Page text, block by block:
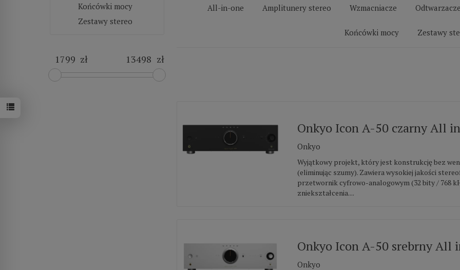
All-in-one Amplitunery stereo Wzmacniacze
Końcówki mocy Zestawy
Onkyo Icon A-50 czarny All
Onkyo
Wyjątkowy projekt, który jest konstrukcję bez
(eliminując szumy). Zawiera wysokiej jakości
przetwornik cyfrowo-analogowym (32 bity / 768
zniekształcenia....
Onkyo Icon A-50 srebrny All
Onkyo
Końcówki mocy
Zestawy stereo
zł zł